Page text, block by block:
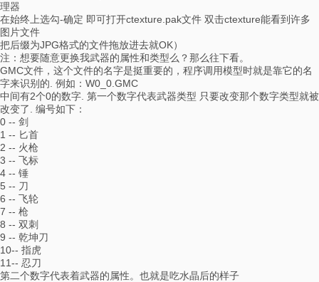
理器
在始终上选勾-确定 即可打开ctexture.pak文件 双击ctexture能看到许多
图片文件
把后缀为JPG格式的文件拖放进去就OK）
注：想要随意更换我武器的属性和类型么？那么往下看。
GMC文件，这个文件的名字是挺重要的，程序调用模型时就是靠它的名
字来识别的. 例如：W0_0.GMC
中间有2个0的数字. 第一个数字代表武器类型 只要改变那个数字类型就被
改变了. 编号如下：
0 -- 剑
1 -- 匕首
2 -- 火枪
3 -- 飞标
4 -- 锤
5 -- 刀
6 -- 飞轮
7 -- 枪
8 -- 双刺
9 -- 乾坤刀
10-- 指虎
11-- 忍刀
第二个数字代表着武器的属性。也就是吃水晶后的样子